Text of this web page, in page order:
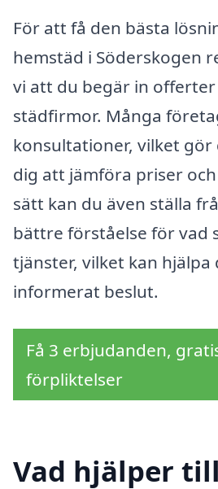
För att få den bästa
hemstäd i Söderskogen
vi att du begär in
städfirmor. Många
konsultationer, vilket
dig att jämföra priser och
sätt kan du även ställa
bättre förståelse för vad
tjänster, vilket kan
informerat beslut.
Få 3 erbjudanden,
förpliktelser
Vad hjälper